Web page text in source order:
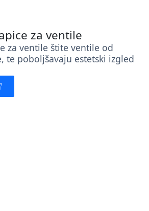
za ventile
za ventile štite ventile od
te poboljšavaju estetski izgled